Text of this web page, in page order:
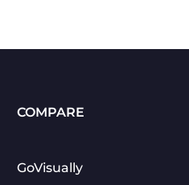
COMPARE
GoVisually